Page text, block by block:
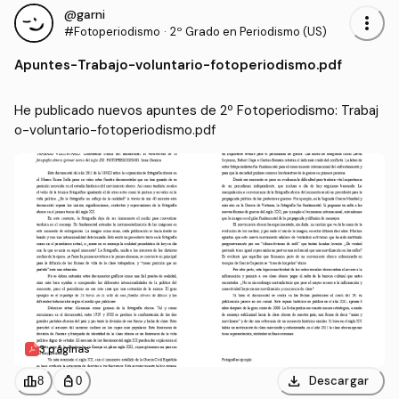
@garni
#Fotoperiodismo · 2º Grado en Periodismo (US) more_vert
Apuntes-Trabajo-voluntario-fotoperiodismo.pdf
He publicado nuevos apuntes de 2º Fotoperiodismo: Trabaj
o-voluntario-fotoperiodismo.pdf
3 páginas
leaderboard8 personal_bag 0 download Descargar